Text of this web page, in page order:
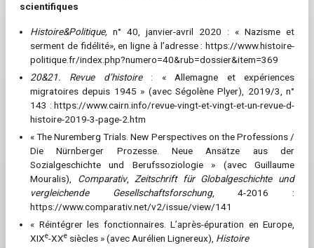
scientifiques
Histoire&Politique, n° 40, janvier-avril 2020 : « Nazisme et
serment de fidélité», en ligne à l’adresse : https://www.histoire-
politique.fr/index.php?numero=40&rub=dossier&item=369
20&21. Revue d’histoire : « Allemagne et expériences
migratoires depuis 1945 » (avec Ségolène Plyer), 2019/3, n°
143 : https://www.cairn.info/revue-vingt-et-vingt-et-un-revue-d-
histoire-2019-3-page-2.htm
« The Nuremberg Trials. New Perspectives on the Professions /
Die Nürnberger Prozesse. Neue Ansätze aus der
Sozialgeschichte und Berufssoziologie » (avec Guillaume
Mouralis), Comparativ, Zeitschrift für Globalgeschichte und
vergleichende Gesellschaftsforschung, 4-2016 :
https://www.comparativ.net/v2/issue/view/141
« Réintégrer les fonctionnaires. L’après-épuration en Europe,
XIXe-XXe siècles » (avec Aurélien Lignereux), Histoire